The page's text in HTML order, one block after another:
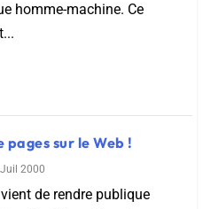
homme-machine. Ce
pages sur le Web !
2000
de rendre publique